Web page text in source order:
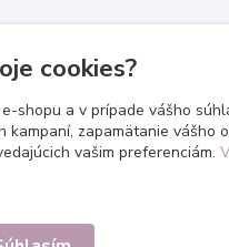
cookies?
shopu a v prípade vášho
zapamätanie vášho
vašim preferenciám.